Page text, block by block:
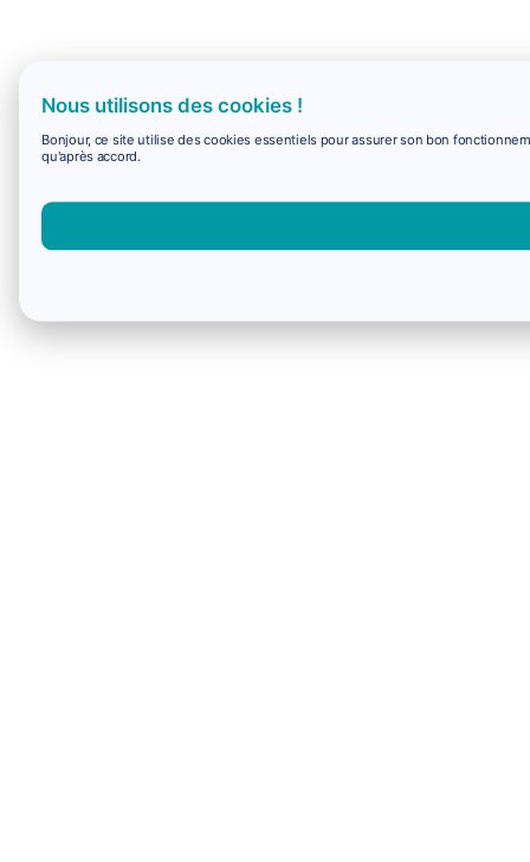
Nous utilisons des cookies !
Bonjour, ce site utilise des cookies essentiels pour assurer son bon
qu'après accord.